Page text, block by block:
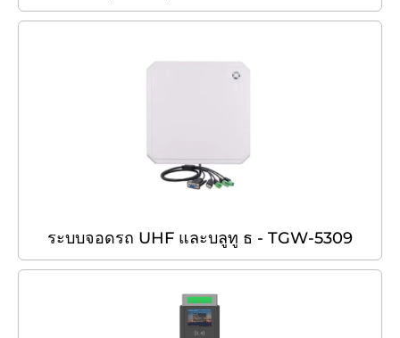
ระบบจอดรถ UHF และบลูทู ธ - TGW-5309